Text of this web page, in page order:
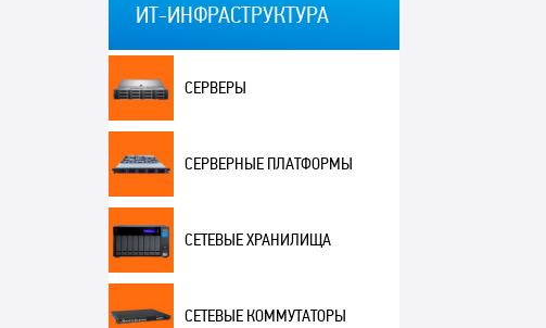
ИТ-ИНФРАСТРУКТУРА
СЕРВЕРЫ
СЕРВЕРНЫЕ ПЛАТФОРМЫ
СЕТЕВЫЕ ХРАНИЛИЩА
СЕТЕВЫЕ КОММУТАТОРЫ